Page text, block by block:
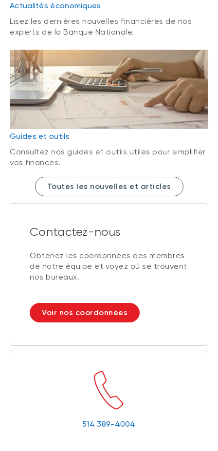
Actualités économiques
Lisez les dernières nouvelles financières de nos
experts de la Banque Nationale.
Guides et outils
Consultez nos guides et outils utiles pour simplifier
vos finances.
Toutes les nouvelles et articles
Contactez-nous
Obtenez les coordonnées des membres
de notre équipe et voyez où se trouvent
nos bureaux.
Voir nos coordonnées
514 389-4004